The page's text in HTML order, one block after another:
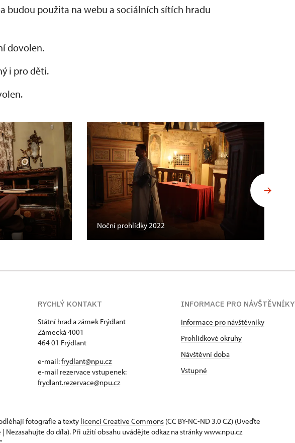
budou použita na webu a sociálních sítích hradu
dovolen.
i pro děti.
Noční prohlídky 2022
RYCHLÝ KONTAKT
Státní hrad a zámek Frýdlant
Zámecká 4001
464 01 Frýdlant
e-mail:frydlant@npu.cz
e-mail rezervace vstupenek:
frydlant.rezervace@npu.cz
INFORMACE PRO NÁVŠTĚVNÍKY
Informace pro návštěvníky
Prohlídkové okruhy
Návštěvní doba
Vstupné
fotografie a texty licenci Creative Commons (CC BY-NC-ND 3.0 CZ) (Uveďte
do díla). Při užití obsahu uvádějte odkaz na stránky www.npu.cz